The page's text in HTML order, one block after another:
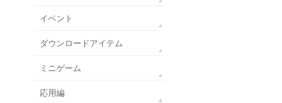
イベント
ダウンロードアイテム
ミニゲーム
応用編